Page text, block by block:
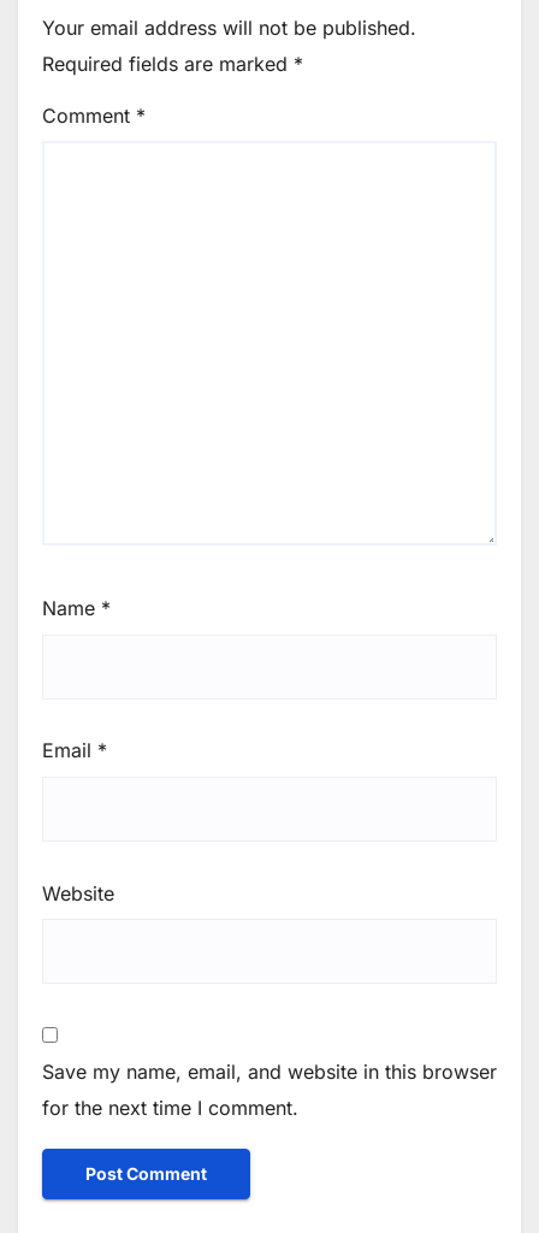
Your email address will not be published.
Required fields are marked *
Comment *
Name *
Email *
Website
Save my name, email, and website in this browser
for the next time I comment.